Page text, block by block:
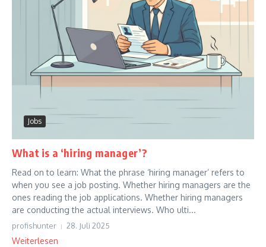
Jobs
What is a ‘hiring manager’?
Read on to learn: What the phrase ‘hiring manager’ refers to
when you see a job posting. Whether hiring managers are the
ones reading the job applications. Whether hiring managers
are conducting the actual interviews. Who ulti...
profishunter 28. Juli 2025
Weiterlesen